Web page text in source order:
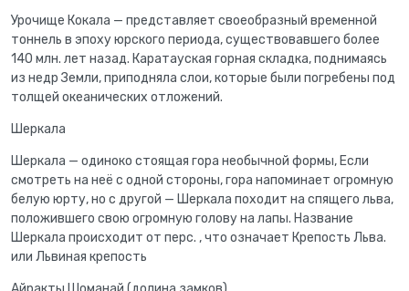
Урочище Кокала — представляет своеобразный временной
тоннель в эпоху юрского периода, существовавшего более
140 млн. лет назад. Каратауская горная складка, поднимаясь
из недр Земли, приподняла слои, которые были погребены под
толщей океанических отложений.
Шеркала
Шеркала — одиноко стоящая гора необычной формы, Если
смотреть на неё с одной стороны, гора напоминает огромную
белую юрту, но с другой — Шеркала походит на спящего льва,
положившего свою огромную голову на лапы. Название
Шеркала происходит от перс. , что означает Крепость Льва.
или Львиная крепость